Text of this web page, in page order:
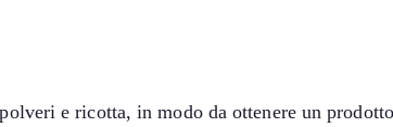
e ricotta, in modo da ottenere un